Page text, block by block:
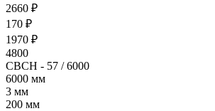
2660 ₽
170 ₽
1970 ₽
4800
СВСН - 57 / 6000
6000 мм
3 мм
200 мм